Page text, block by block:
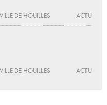
DE HOUILLES
ACTU
DE HOUILLES
ACTU